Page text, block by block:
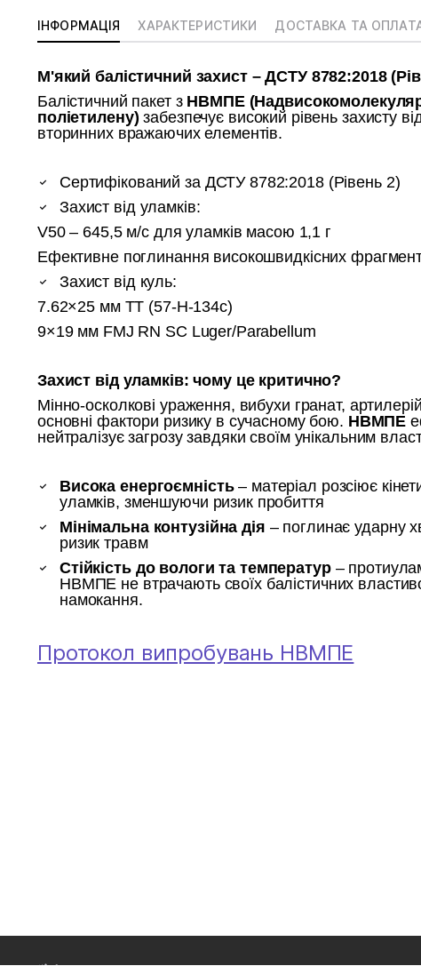
ІНФОРМАЦІЯ ХАРАКТЕРИСТИКИ ДОСТАВКА ТА
М'який балістичний захист – ДСТУ 8782:2018
Балістичний пакет з НВМПЕ
поліетилену) забезпечує високий рівень захисту
вторинних вражаючих елементів.
Сертифікований за ДСТУ 8782:2018 (Рівень 2)
Захист від уламків:
V50 – 645,5 м/с для уламків масою 1,1 г
Ефективне поглинання високошвидкісних
Захист від куль:
7.62×25 мм ТТ (57-Н-134с)
9×19 мм FMJ RN SC Luger/Parabellum
Захист від уламків: чому це критично?
Мінно-осколкові ураження, вибухи гранат,
основні фактори ризику в сучасному бою. НВМПЕ
нейтралізує загрозу завдяки своїм унікальним
Висока енергоємність– матеріал розсіює
уламків, зменшуючи ризик пробиття
Мінімальна контузійна дія – поглинає ударну
ризик травм
Стійкість до вологи та температур–
НВМПЕ не втрачають своїх балістичних
намокання.
Протокол випробувань НВМПЕ